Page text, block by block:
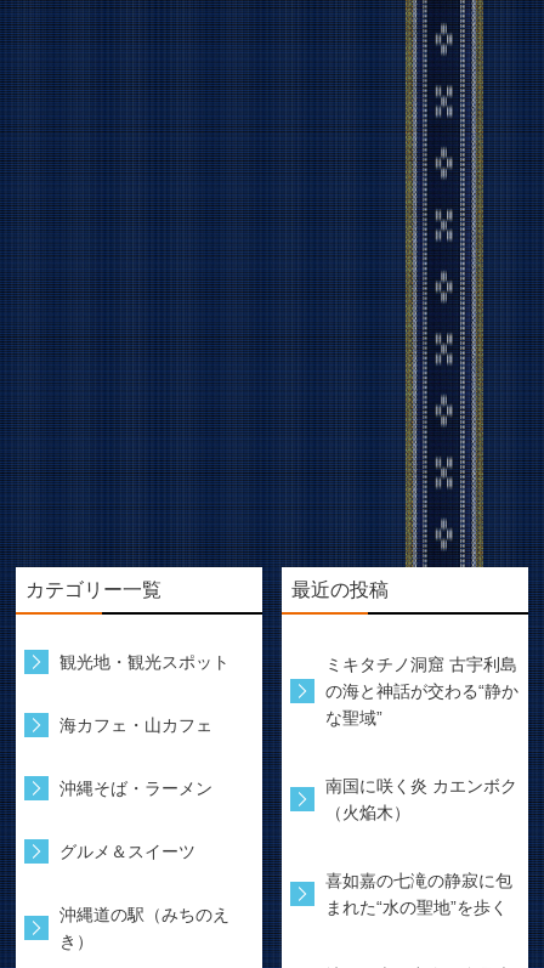
カテゴリー一覧
観光地・観光スポット
海カフェ・山カフェ
沖縄そば・ラーメン
グルメ＆スイーツ
沖縄道の駅（みちのえ
き）
最近の投稿
ミキタチノ洞窟 古宇利島
の海と神話が交わる“静か
な聖域”
南国に咲く炎 カエンボク
（火焔木）
喜如嘉の七滝の静寂に包
まれた“水の聖地”を歩く